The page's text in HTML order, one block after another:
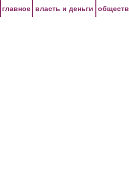
главное власть и деньги